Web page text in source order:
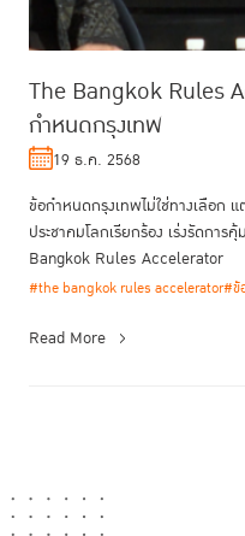
The Bangkok Rules
กำหนดกรุงเทพ
19 ธ.ค. 2568
ข้อกำหนดกรุงเทพไม่ใช่ทางเลือก
ประชาคมโลกเรียกร้อง เร่งรัดกา
Bangkok Rules Accelerator
#the bangkok rules accelerator#ข้
Read More